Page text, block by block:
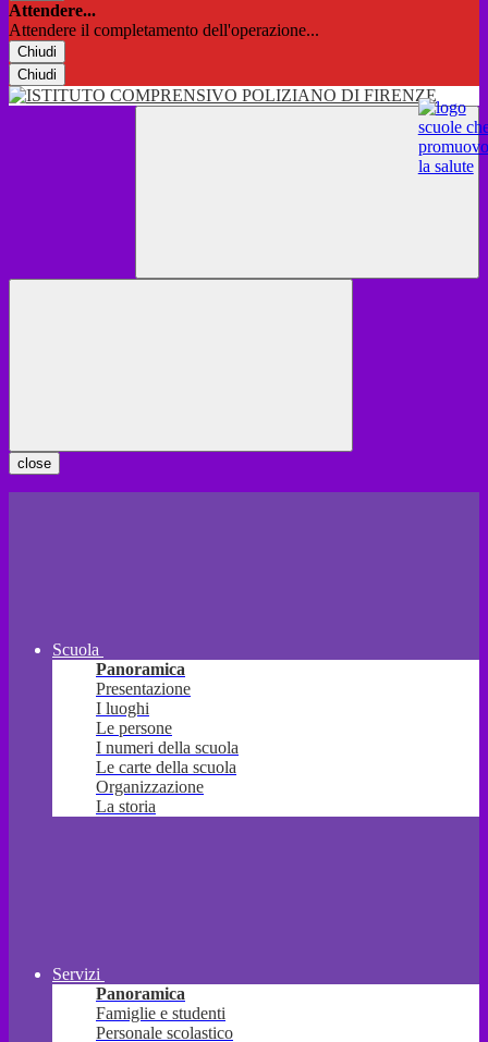
Attendere...
Attendere il completamento dell'operazione...
Chiudi
Chiudi
close
Scuola
Panoramica
Presentazione
I luoghi
Le persone
I numeri della scuola
Le carte della scuola
Organizzazione
La storia
Servizi
Panoramica
Famiglie e studenti
Personale scolastico